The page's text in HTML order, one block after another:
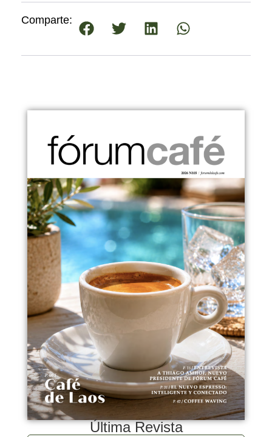
Comparte:
Última Revista